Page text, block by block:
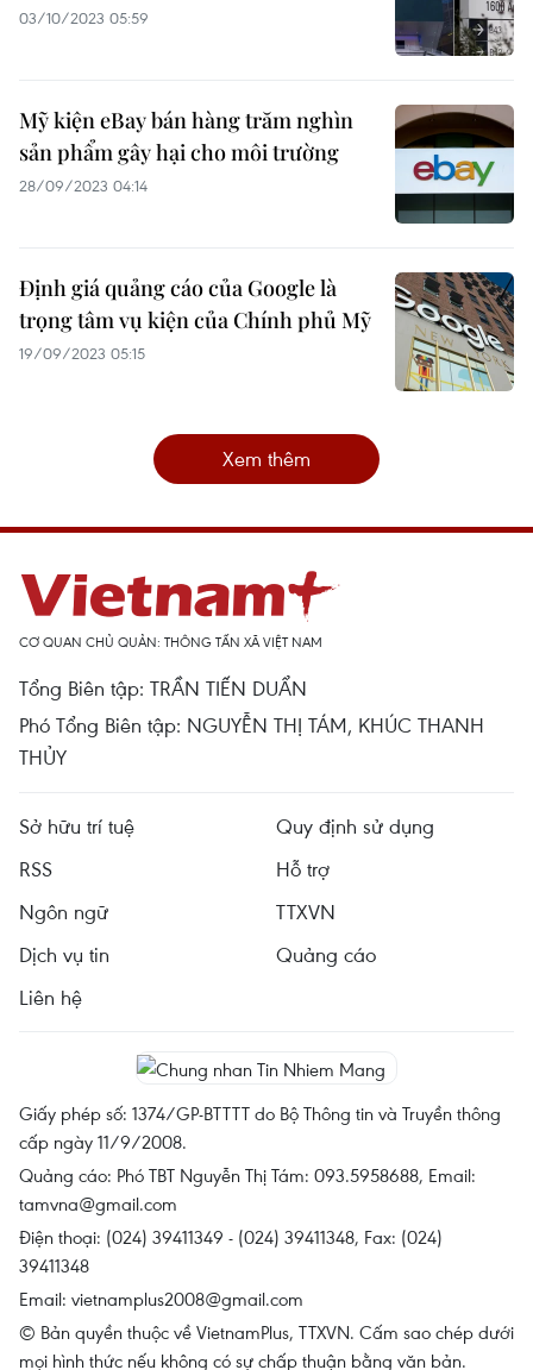
03/10/2023 05:59
Mỹ kiện eBay bán hàng trăm nghìn
sản phẩm gây hại cho môi trường
28/09/2023 04:14
Định giá quảng cáo của Google là
trọng tâm vụ kiện của Chính phủ Mỹ
19/09/2023 05:15
Xem thêm
CƠ QUAN CHỦ QUẢN: THÔNG TẤN XÃ VIỆT NAM
Tổng Biên tập: TRẦN TIẾN DUẨN
Phó Tổng Biên tập: NGUYỄN THỊ TÁM, KHÚC THANH
THỦY
Sở hữu trí tuệ
Quy định sử dụng
RSS
Hỗ trợ
Ngôn ngữ
TTXVN
Dịch vụ tin
Quảng cáo
Liên hệ
Giấy phép số: 1374/GP-BTTTT do Bộ Thông tin và Truyền thông
cấp ngày 11/9/2008.
Quảng cáo: Phó TBT Nguyễn Thị Tám: 093.5958688, Email:
tamvna@gmail.com
Điện thoại: (024) 39411349 - (024) 39411348, Fax: (024)
39411348
Email: vietnamplus2008@gmail.com
© Bản quyền thuộc về VietnamPlus, TTXVN. Cấm sao chép dưới
mọi hình thức nếu không có sự chấp thuận bằng văn bản.